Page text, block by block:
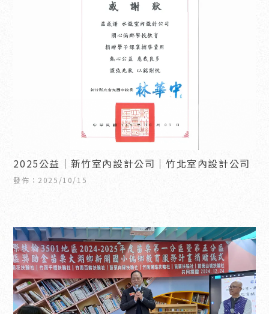
2025公益｜新竹室內設計公司｜竹北室內設計公司
發佈：2025/10/15